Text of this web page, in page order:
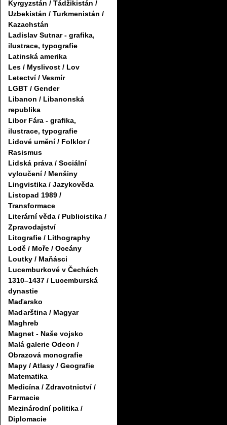
Kyrgyzstán / Tádžikistán /
Uzbekistán / Turkmenistán /
Kazachstán
Ladislav Sutnar - grafika,
ilustrace, typografie
Latinská amerika
Les / Myslivost / Lov
Letectví / Vesmír
LGBT / Gender
Libanon / Libanonská
republika
Libor Fára - grafika,
ilustrace, typografie
Lidové umění / Folklor /
Rasismus
Lidská práva / Sociální
vyloučení / Menšiny
Lingvistika / Jazykověda
Listopad 1989 /
Transformace
Literární věda / Publicistika /
Zpravodajství
Litografie / Lithography
Lodě / Moře / Oceány
Loutky / Maňásci
Lucemburkové v Čechách
1310–1437 / Lucemburská
dynastie
Maďarsko
Maďarština / Magyar
Maghreb
Magnet - Naše vojsko
Malá galerie Odeon /
Obrazová monografie
Mapy / Atlasy / Geografie
Matematika
Medicína / Zdravotnictví /
Farmacie
Mezinárodní politika /
Diplomacie